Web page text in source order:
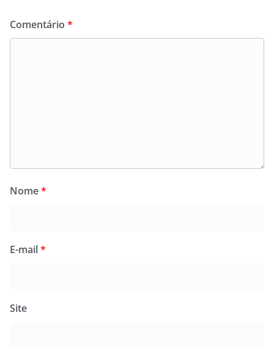
Comentário *
Nome*
E-mail*
Site